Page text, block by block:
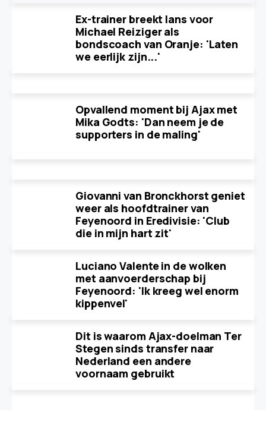
Ex-trainer breekt lans voor
Michael Reiziger als
bondscoach van Oranje: 'Laten
we eerlijk zijn...'
Opvallend moment bij Ajax met
Mika Godts: 'Dan neem je de
supporters in de maling'
Giovanni van Bronckhorst geniet
weer als hoofdtrainer van
Feyenoord in Eredivisie: 'Club
die in mijn hart zit'
Luciano Valente in de wolken
met aanvoerderschap bij
Feyenoord: 'Ik kreeg wel enorm
kippenvel'
Dit is waarom Ajax-doelman Ter
Stegen sinds transfer naar
Nederland een andere
voornaam gebruikt